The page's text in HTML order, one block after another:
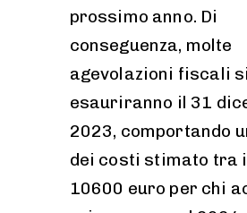
prossimo anno. Di
conseguenza, molte
agevolazioni fiscali si
esauriranno il 31
2023, comportando
dei costi stimato tra
10600 euro per chi